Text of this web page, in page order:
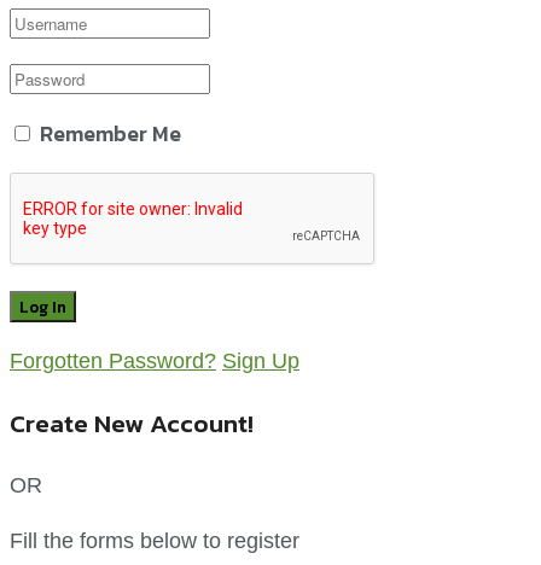
Remember Me
Forgotten Password? Sign Up
Create New Account!
OR
Fill the forms below to register